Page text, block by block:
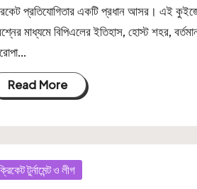
প্রতিযোগিতার একটি প্রধান আসর। এই
মাধ্যমে বিপিএলের ইতিহাস, হোস্ট শহর,
Read More
টুর্নামেন্ট ও লীগ